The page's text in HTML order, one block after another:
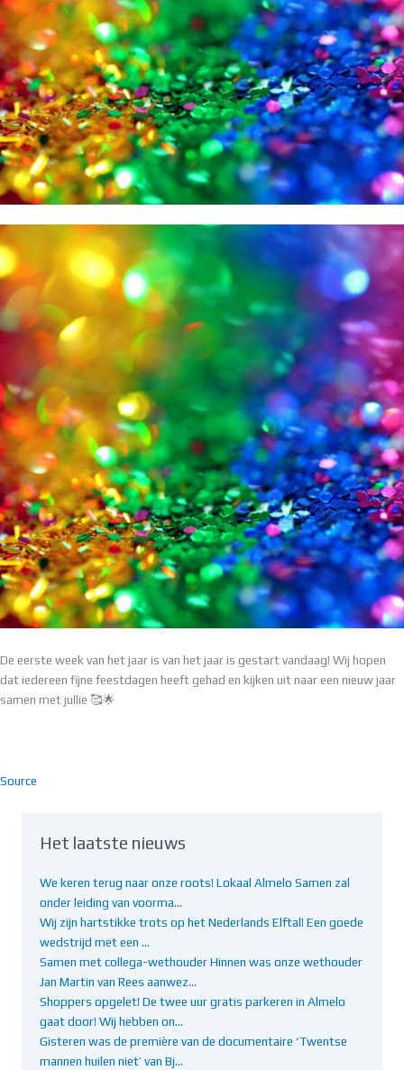
De eerste week van het jaar is van het jaar is gestart vandaag! Wij hopen
dat iedereen fijne feestdagen heeft gehad en kijken uit naar een nieuw jaar
samen met jullie 🥰🌟
Source
Het laatste nieuws
We keren terug naar onze roots! Lokaal Almelo Samen zal
onder leiding van voorma…
Wij zijn hartstikke trots op het Nederlands Elftal! Een goede
wedstrijd met een …
Samen met collega-wethouder Hinnen was onze wethouder
Jan Martin van Rees aanwez…
Shoppers opgelet! De twee uur gratis parkeren in Almelo
gaat door! Wij hebben on…
Gisteren was de première van de documentaire ‘Twentse
mannen huilen niet’ van Bj…